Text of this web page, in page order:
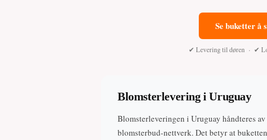
Se buketter å
✔ Levering til døren · ✔
Blomsterlevering i Uruguay
Blomsterleveringen i Uruguay håndteres
blomsterbud-nettverk. Det betyr at